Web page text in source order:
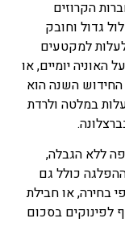
הקרוזים
גדול וחובק
למקטעים
האוניה יומיים, או
השנה הוא
במלטה ולרדת
ללא הגבלה,
כולל גם
לחדר לפי בחירה, או חבילת
לפינוקים בסכום